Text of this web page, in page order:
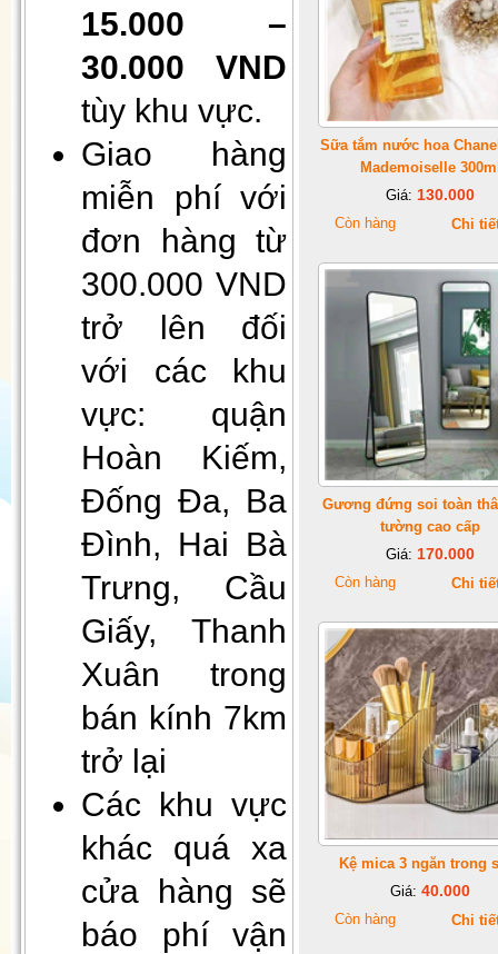
Gối Vietnam airlines màu xanh
(30cmx40cm)
Gối Vietnam Airlines màu xanh
(30cmx35cm)
Đèn decor, đèn ngủ để bàn
15.000 –
30.000 VND
tùy khu vực.
Giao hàng
miễn phí với
đơn hàng từ
300.000 VND
trở lên đối
với các khu
vực: quận
Hoàn Kiếm,
Đống Đa, Ba
Đình, Hai Bà
Trưng, Cầu
Giấy, Thanh
Xuân trong
bán kính 7km
trở lại
Các khu vực
khác quá xa
cửa hàng sẽ
báo phí vận
Sữa tắm nước hoa
Mademoiselle
Giá: 130.000
Còn hàng Chi
Gương đứng soi toàn
tường cao cấp
Giá: 170.000
Còn hàng Chi
Kệ mica 3 ngăn trong
Giá: 40.000
Còn hàng Chi